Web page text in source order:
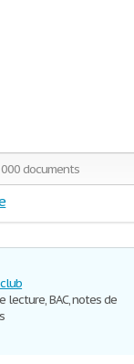
lecture, BAC, notes de